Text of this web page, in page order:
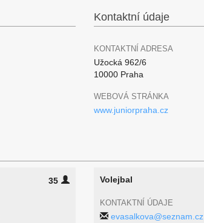
Kontaktní údaje
KONTAKTNÍ ADRESA
Užocká 962/6
10000 Praha
WEBOVÁ STRÁNKA
www.juniorpraha.cz
35 Volejbal
KONTAKTNÍ ÚDAJE
evasalkova@seznam.cz